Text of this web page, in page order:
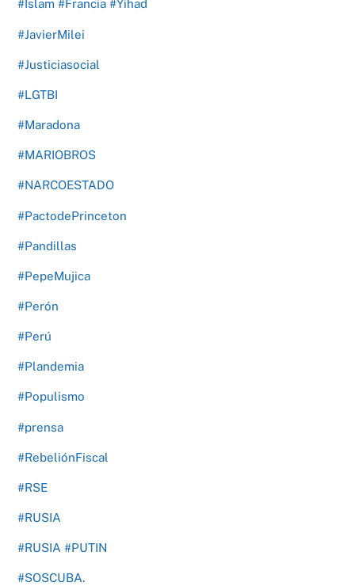
#Islam #Francia #Yihad
#JavierMilei
#Justiciasocial
#LGTBI
#Maradona
#MARIOBROS
#NARCOESTADO
#PactodePrinceton
#Pandillas
#PepeMujica
#Perón
#Perú
#Plandemia
#Populismo
#prensa
#RebeliónFiscal
#RSE
#RUSIA
#RUSIA #PUTIN
#SOSCUBA.